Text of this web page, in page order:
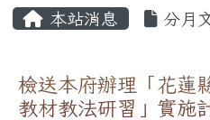
本站消息 分月
檢送本府辦理「花蓮
教材教法研習」實施